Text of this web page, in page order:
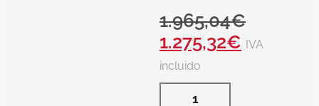
1.965,04€
1.275,32€ IVA
incluido